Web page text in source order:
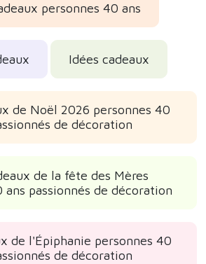
personnes 40 ans
Idées cadeaux
de Noël 2026 personnes 40
de décoration
de la fête des Mères
ans passionnés de décoration
de l'Épiphanie personnes 40
de décoration